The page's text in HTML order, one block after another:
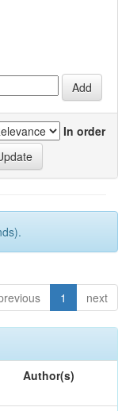
In order
1 next
Author(s)